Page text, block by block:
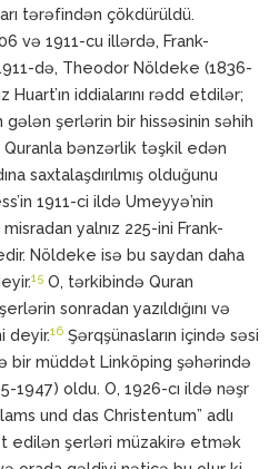
tərəfindən çökdürüldü.
və 1911-cu illərdə, Frank-
də, Theodor Nöldeke (1836-
Huart’ın iddialarını rədd etdilər;
şerlərin bir hissəsinin səhih
bənzərlik təşkil edən
saxtalaşdırılmış olduğunu
1911-ci ildə Umeyyə’nin
yalnız 225-ini Frank-
Nöldeke isə bu saydan daha
15 O, tərkibində Quran
sonradan yazıldığını və
deyir.16 Şərqşünasların içində səsi
bir müddət Linköping şəhərində
1947) oldu. O, 1926-cı ildə nəşr
und das Christentum” adlı
edilən şerləri müzakirə etmək